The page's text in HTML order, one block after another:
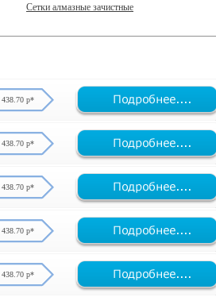
Сетки алмазные зачистные
438.70 р*
438.70 р*
438.70 р*
438.70 р*
438.70 р*